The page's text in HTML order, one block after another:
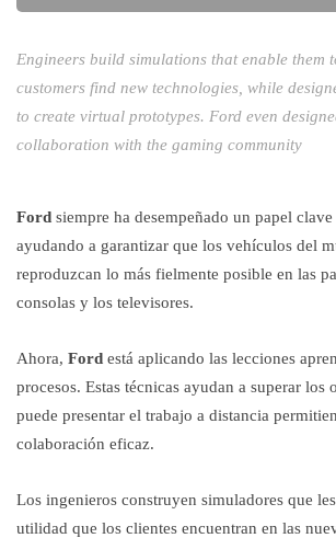
Engineers build simulations that enable them
customers find new technologies, while
to create virtual prototypes. Ford even
collaboration with the gaming community
Ford siempre ha desempeñado un papel
ayudando a garantizar que los vehículos del
reproduzcan lo más fielmente posible en las
consolas y los televisores.
Ahora, Ford está aplicando las lecciones
procesos. Estas técnicas ayudan a superar los
puede presentar el trabajo a distancia
colaboración eficaz.
Los ingenieros construyen simuladores que
utilidad que los clientes encuentran en las